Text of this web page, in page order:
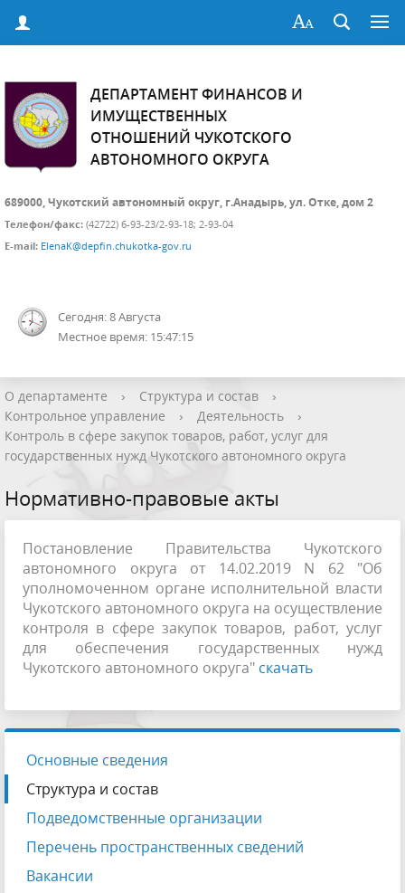
ДЕПАРТАМЕНТ ФИНАНСОВ И
ИМУЩЕСТВЕННЫХ
ОТНОШЕНИЙ ЧУКОТСКОГО
АВТОНОМНОГО ОКРУГА
689000, Чукотский автономный округ, г.Анадырь, ул. Отке, дом 2
Телефон/факс: (42722) 6-93-23/2-93-18; 2-93-04
E-mail: ElenaK@depfin.chukotka-gov.ru
Сегодня: 8 Августа
Местное время: 15:47:15
О департаменте › Структура и состав
›
Контрольное управление
› Деятельность
›
Контроль в сфере закупок товаров, работ, услуг для
государственных нужд Чукотского автономного округа
Нормативно-правовые акты
Постановление Правительства Чукотского
автономного округа от 14.02.2019 N 62 "Об
уполномоченном органе исполнительной власти
Чукотского автономного округа на осуществление
контроля в сфере закупок товаров, работ, услуг
для обеспечения государственных нужд
Чукотского автономного округа" скачать
Основные сведения
Структура и состав
Подведомственные организации
Перечень пространственных сведений
Вакансии